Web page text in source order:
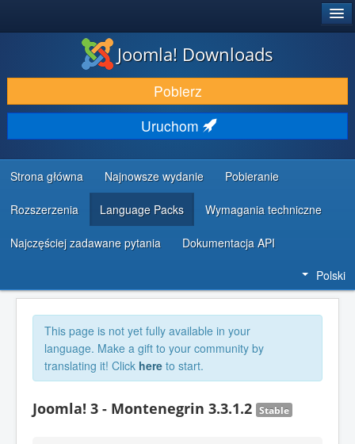
DODATKI I ROZSZERZENIA
ODKRYJ & POZNAJ
SPOŁECZNOŚĆ & WSPARCIE
ZASOBY DLA PROGRAMISTÓW
Joomla! Downloads
Pobierz
Uruchom
Strona główna Najnowsze wydanie Pobieranie
Rozszerzenia Language Packs Wymagania techniczne
Najczęściej zadawane pytania Dokumentacja API
Polski
This page is not yet fully available in your
language. Make a gift to your community by
translating it! Click here to start.
Joomla! 3 - Montenegrin 3.3.1.2 Stable